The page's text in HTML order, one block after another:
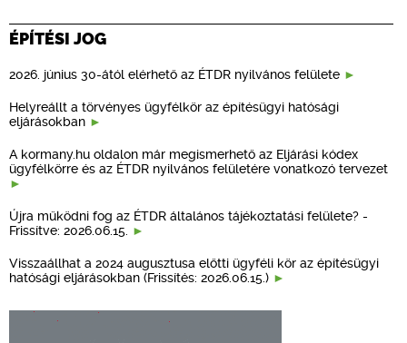
ÉPÍTÉSI JOG
2026. június 30-ától elérhető az ÉTDR nyilvános felülete
Helyreállt a törvényes ügyfélkör az építésügyi hatósági
eljárásokban
A kormany.hu oldalon már megismerhető az Eljárási kódex
ügyfélkörre és az ÉTDR nyilvános felületére vonatkozó tervezet
Újra működni fog az ÉTDR általános tájékoztatási felülete? -
Frissítve: 2026.06.15.
Visszaállhat a 2024 augusztusa előtti ügyféli kör az építésügyi
hatósági eljárásokban (Frissítés: 2026.06.15.)